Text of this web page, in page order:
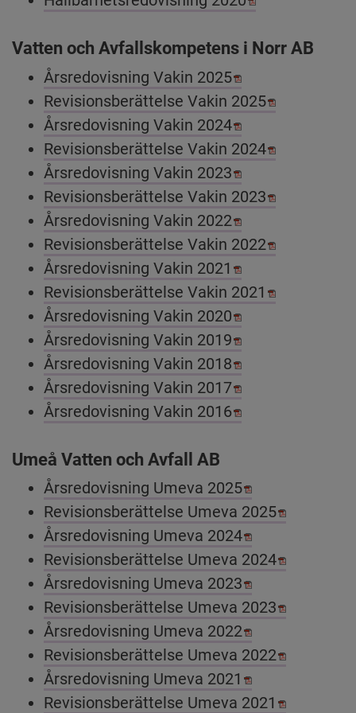
Vatten och Avfallskompetens i Norr AB
Årsredovisning Vakin 2025 Pdf, 2 MB,
Revisionsberättelse Vakin 2025 Pdf, 582.8
Årsredovisning Vakin 2024 Pdf, 1.2 MB,
Revisionsberättelse Vakin 2024 Pdf, 779.9
Årsredovisning Vakin 2023 Pdf, 1000.7 kB,
Revisionsberättelse Vakin 2023 Pdf, 584.2
Årsredovisning Vakin 2022 Pdf, 705.1 kB,
Revisionsberättelse Vakin 2022 Pdf, 383.8
Årsredovisning Vakin 2021
Pdf, 2.4 MB.
Revisionsberättelse Vakin 2021
Pdf, 1.2
Årsredovisning Vakin 2020 Pdf, 1.1 MB.
Årsredovisning Vakin 2019 Pdf, 1.6 MB.
Årsredovisning Vakin 2018 Pdf, 1.2 MB.
Årsredovisning Vakin 2017 Pdf, 4.5 MB.
Årsredovisning Vakin 2016 Pdf, 4.4 MB.
Umeå Vatten och Avfall AB
Årsredovisning Umeva 2025 Pdf, 1.5 MB,
Revisionsberättelse Umeva 2025 Pdf,
Årsredovisning Umeva 2024 Pdf, 1.2 MB,
Revisionsberättelse Umeva 2024 Pdf,
Årsredovisning Umeva 2023 Pdf, 949 kB,
Revisionsberättelse Umeva 2023 Pdf,
Årsredovisning Umeva 2022 Pdf, 721.1 kB.
Revisionsberättelse Umeva 2022 Pdf,
Årsredovisning Umeva 2021
Pdf, 674.5 kB.
Revisionsberättelse Umeva 2021
Pdf,